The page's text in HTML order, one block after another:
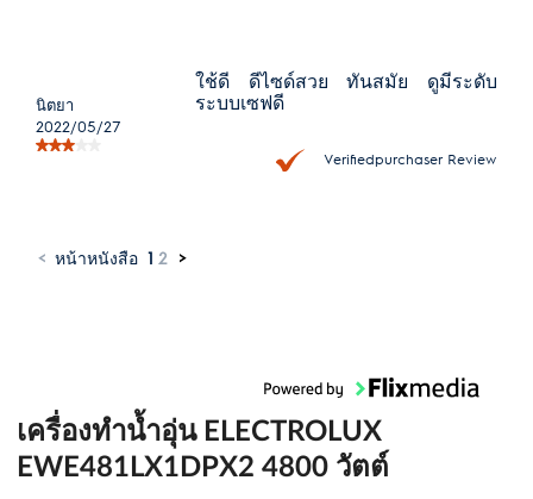
นิตยา
2022/05/27
ใช้ดี ดีไซด์สวย ทันสมัย ดูมีระดับ
ระบบเซฟดี
Verifiedpurchaser Review
< หน้าหนังสือ 1 2 >
เครื่องทำน้ำอุ่น ELECTROLUX
EWE481LX1DPX2 4800 วัตต์